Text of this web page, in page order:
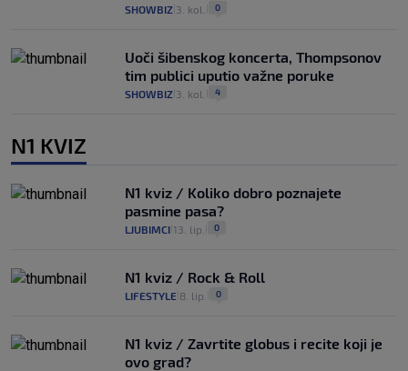
SHOWBIZ 3. kol. 0
Uoči šibenskog koncerta, Thompsonov
tim publici uputio važne poruke
SHOWBIZ 3. kol. 4
N1 KVIZ
N1 kviz / Koliko dobro poznajete
pasmine pasa?
LJUBIMCI 13. lip. 0
N1 kviz / Rock & Roll
LIFESTYLE 8. lip. 0
N1 kviz / Zavrtite globus i recite koji je
ovo grad?